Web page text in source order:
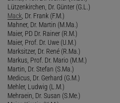
Lützenkirchen, Dr. Günter (G.L.)
Mack , Dr. Frank (F.M.)
Mahner, Dr. Martin (M.Ma.)
Maier, PD Dr. Rainer (R.M.)
Maier, Prof. Dr. Uwe (U.M.)
Marksitzer, Dr. René (R.Ma.)
Markus, Prof. Dr. Mario (M.M.)
Martin, Dr. Stefan (S.Ma.)
Medicus, Dr. Gerhard (G.M.)
Mehler, Ludwig (L.M.)
Mehraein, Dr. Susan (S.Me.)